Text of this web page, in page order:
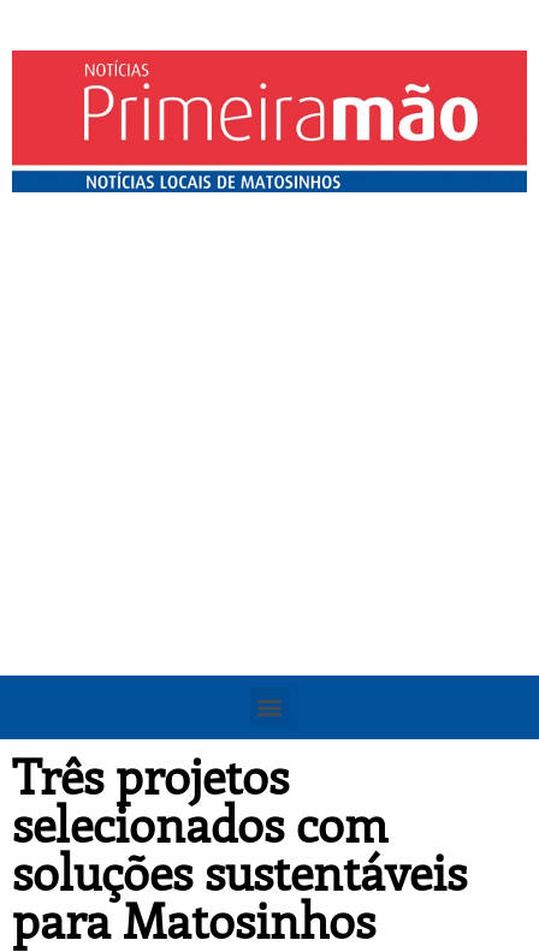
Três projetos
selecionados com
soluções sustentáveis
para Matosinhos